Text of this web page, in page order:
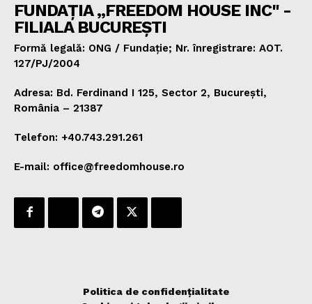
FUNDAȚIA „FREEDOM HOUSE INC" -
FILIALA BUCUREȘTI
Formă legală: ONG / Fundație; Nr. înregistrare: AOT.
127/PJ/2004
Adresa: Bd. Ferdinand I 125, Sector 2, București,
România – 21387
Telefon: +40.743.291.261
E-mail: office@freedomhouse.ro
Politica de confidențialitate